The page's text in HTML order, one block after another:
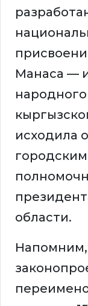
Манаса —
исходила
области.
Напомним,